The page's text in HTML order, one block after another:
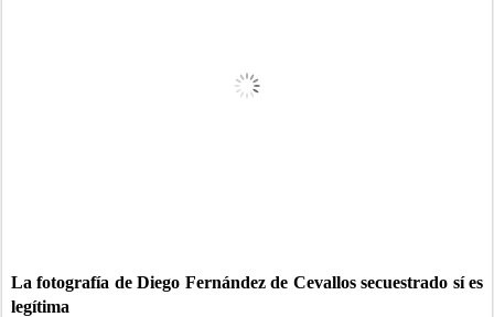
La fotografía de Diego Fernández de Cevallos secuestrado sí es
legítima